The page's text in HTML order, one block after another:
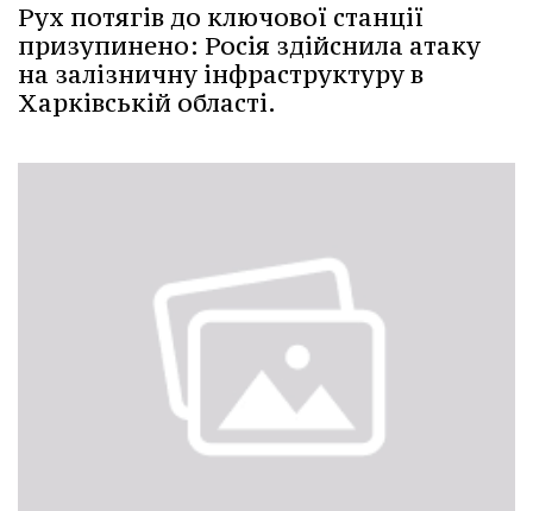
Рух потягів до ключової станції
призупинено: Росія здійснила атаку
на залізничну інфраструктуру в
Харківській області.